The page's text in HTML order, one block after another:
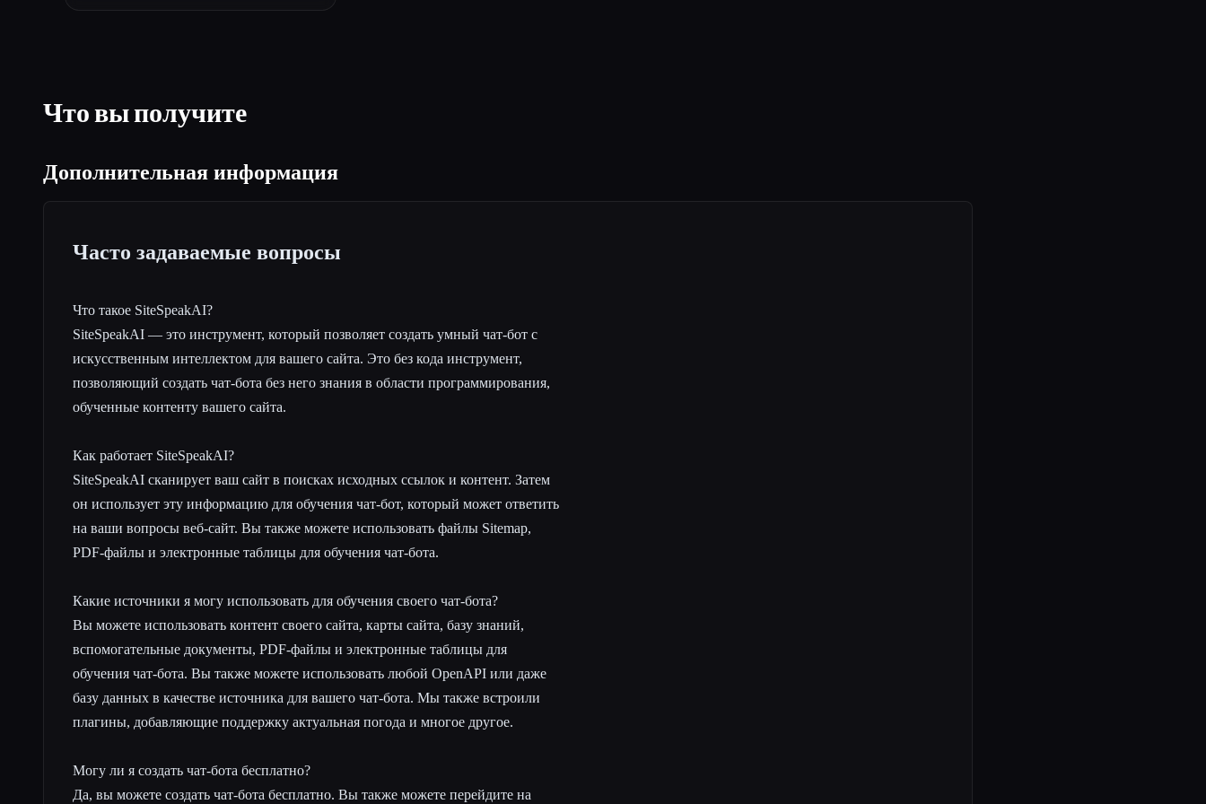
Что вы получите
Дополнительная информация
Часто задаваемые вопросы
Что такое SiteSpeakAI?
SiteSpeakAI — это инструмент, который позволяет создать умный чат-бот с
искусственным интеллектом для вашего сайта. Это без кода инструмент,
позволяющий создать чат-бота без него знания в области программирования,
обученные контенту вашего сайта.
Как работает SiteSpeakAI?
SiteSpeakAI сканирует ваш сайт в поисках исходных ссылок и контент. Затем
он использует эту информацию для обучения чат-бот, который может ответить
на ваши вопросы веб-сайт. Вы также можете использовать файлы Sitemap,
PDF-файлы и электронные таблицы для обучения чат-бота.
Какие источники я могу использовать для обучения своего чат-бота?
Вы можете использовать контент своего сайта, карты сайта, базу знаний,
вспомогательные документы, PDF-файлы и электронные таблицы для
обучения чат-бота. Вы также можете использовать любой OpenAPI или даже
базу данных в качестве источника для вашего чат-бота. Мы также встроили
плагины, добавляющие поддержку актуальная погода и многое другое.
Могу ли я создать чат-бота бесплатно?
Да, вы можете создать чат-бота бесплатно. Вы также можете перейдите на